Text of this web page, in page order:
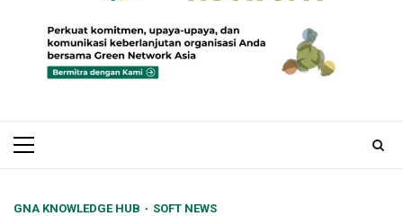
Primary
GNA KNOWLEDGE HUB SOFT NEWS